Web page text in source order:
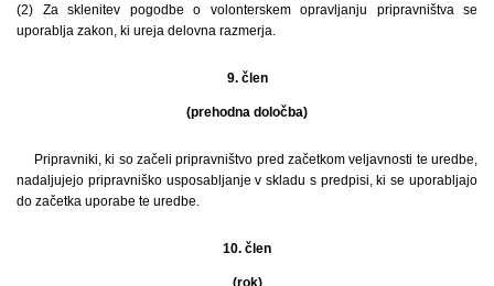
(2) Za sklenitev pogodbe o volonterskem opravljanju pripravništva se
uporablja zakon, ki ureja delovna razmerja.
9. člen
(prehodna določba)
Pripravniki, ki so začeli pripravništvo pred začetkom veljavnosti te uredbe,
nadaljujejo pripravniško usposabljanje v skladu s predpisi, ki se uporabljajo
do začetka uporabe te uredbe.
10. člen
(rok)